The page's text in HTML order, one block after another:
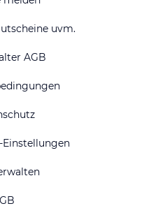
uvm.
AGB
Einstellungen